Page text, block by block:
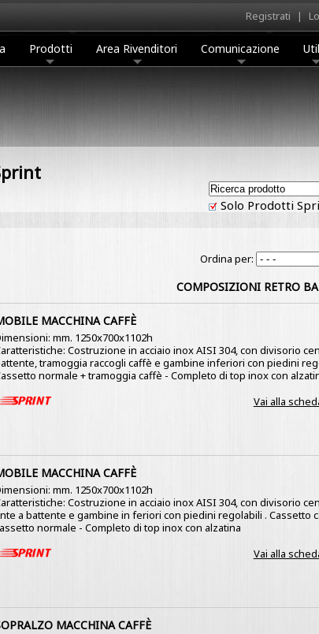
Registrati |
Prodotti Area Rivenditori Comunicazione
Solo Prodotti
Ordina per:
COMPOSIZIONI RETRO
MACCHINA CAFFÈ
mm. 1250x700x1102h
Costruzione in acciaio inox AISI 304, con divisorio
tramoggia raccogli caffè e gambine inferiori con piedini
normale + tramoggia caffè - Completo di top inox con
Vai alla
MACCHINA CAFFÈ
mm. 1250x700x1102h
Costruzione in acciaio inox AISI 304, con divisorio
a battente e gambine in feriori con piedini regolabili . Cassetto
normale - Completo di top inox con alzatina
Vai alla
MACCHINA CAFFÈ